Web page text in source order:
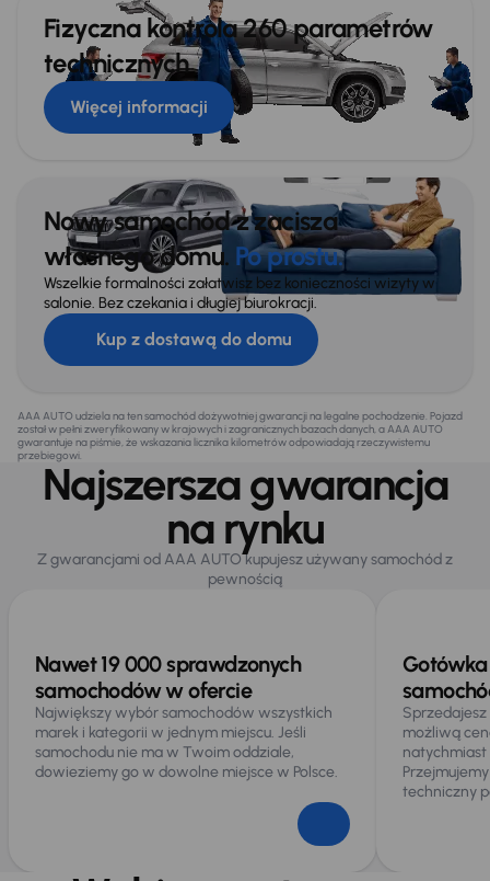
Fizyczna kontrola 260 parametrów
technicznych
Więcej informacji
Nowy samochód z zacisza
własnego domu. Po prostu.
Wszelkie formalności załatwisz bez konieczności wizyty w
salonie. Bez czekania i długiej biurokracji.
Kup z dostawą do domu
AAA AUTO udziela na ten samochód dożywotniej gwarancji na legalne pochodzenie. Pojazd
został w pełni zweryfikowany w krajowych i zagranicznych bazach danych, a AAA AUTO
gwarantuje na piśmie, że wskazania licznika kilometrów odpowiadają rzeczywistemu
przebiegowi.
Najszersza gwarancja
na rynku
Z gwarancjami od AAA AUTO kupujesz używany samochód z
pewnością
Nawet 19 000 sprawdzonych
samochodów w ofercie
Największy wybór samochodów wszystkich
marek i kategorii w jednym miejscu. Jeśli
samochodu nie ma w Twoim oddziale,
dowieziemy go w dowolne miejsce w Polsce.
możliwą
techniczny